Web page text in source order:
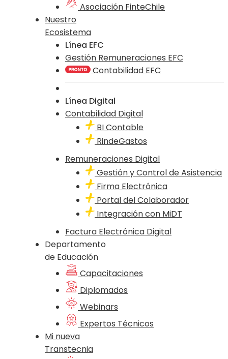
Asociación FinteChile
Nuestro
Ecosistema
Línea EFC
Gestión Remuneraciones EFC
Contabilidad EFC
Línea Digital
Contabilidad Digital
BI Contable
RindeGastos
Remuneraciones Digital
Gestión y Control de Asistencia
Firma Electrónica
Portal del Colaborador
Integración con MiDT
Factura Electrónica Digital
Departamento
de Educación
Capacitaciones
Diplomados
Webinars
Expertos Técnicos
Mi nueva
Transtecnia